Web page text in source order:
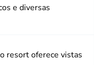
e diversas
resort oferece vistas